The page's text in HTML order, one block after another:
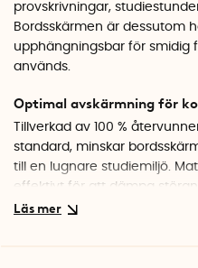
provskrivningar,
Bordsskärmen är dessutom
upphängningsbar för smidig
används.
Optimal avskärmning för
Tillverkad av 100 %
standard, minskar
till en lugnare studiemiljö.
effektivt för att dämpa
arbetsytor.